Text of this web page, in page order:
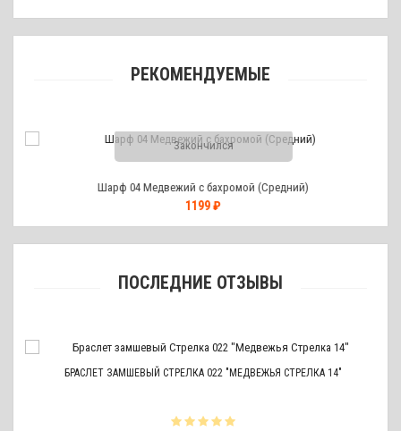
РЕКОМЕНДУЕМЫЕ
Закончился
Шарф 04 Медвежий с бахромой (Средний)
1199 ₽
ПОСЛЕДНИЕ ОТЗЫВЫ
БРАСЛЕТ ЗАМШЕВЫЙ СТРЕЛКА 022 "МЕДВЕЖЬЯ СТРЕЛКА 14"